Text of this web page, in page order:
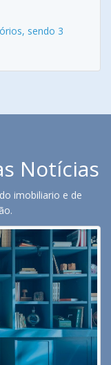
sendo 3
Notícias
imobiliario e de